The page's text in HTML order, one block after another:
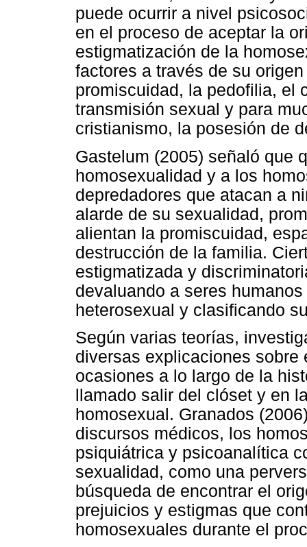
puede ocurrir a nivel
en el proceso de aceptar la
estigmatización de la
factores a través de su
promiscuidad, la pedofilia, el
transmisión sexual y para
cristianismo, la posesión de
Gastelum (2005) señaló que
homosexualidad y a los
depredadores que atacan a
alarde de su sexualidad,
alientan la promiscuidad,
destrucción de la familia.
estigmatizada y
devaluando a seres
heterosexual y clasificando
Según varias teorías,
diversas explicaciones sobre
ocasiones a lo largo de la
llamado salir del clóset y en
homosexual. Granados
discursos médicos, los
psiquiátrica y psicoanalítica
sexualidad, como una
búsqueda de encontrar el
prejuicios y estigmas que
homosexuales durante el